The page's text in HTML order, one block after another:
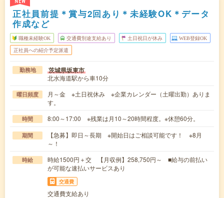
正社員前提＊賞与2回あり＊未経験OK＊データ
作成など
職種未経験OK 交通費別途支給あり 土日祝日が休み WEB登録OK
正社員への紹介予定派遣
勤務地 茨城県坂東市
北水海道駅から車10分
曜日頻度
月～金 ※土日祝休み ※企業カレンダー（土曜出勤）ありま
す。
時間 8:00～17:00 ※残業は月10～20時間程度。※休憩60分。
期間
【急募】即日～長期 ※開始日はご相談可能です！ ※8月
～！
時給
時給1500円＋交 【月収例】258,750円～ ■給与の前払い
が可能な速払いサービスあり
交通費
交通費支給あり